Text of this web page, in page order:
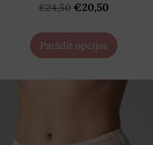
€24,50 €20,50
Parādīt opcijas